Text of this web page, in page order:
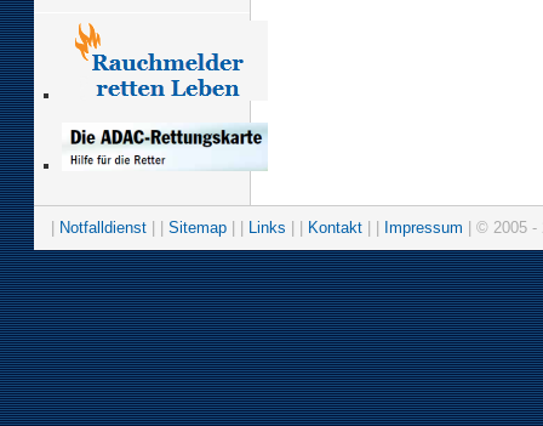
Notfalldienst Sitemap Links Kontakt Impressum | © 2005 -